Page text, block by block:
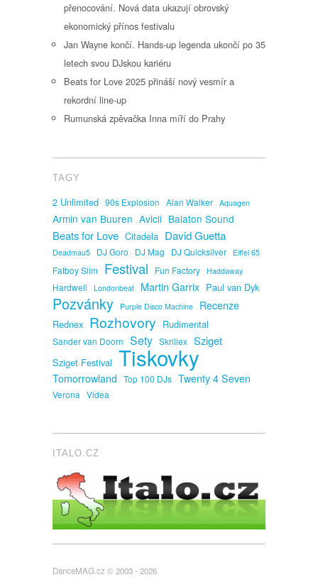
přenocování. Nová data ukazují obrovský
ekonomický přínos festivalu
Jan Wayne končí. Hands-up legenda ukončí po 35
letech svou DJskou kariéru
Beats for Love 2025 přináší nový vesmír a
rekordní line-up
Rumunská zpěvačka Inna míří do Prahy
TAGY
2 Unlimited 90s Explosion Alan Walker Aquagen
Armin van Buuren Avicii Balaton Sound
Beats for Love Citadela David Guetta
Deadmau5 DJ Goro DJ Mag DJ Quicksilver Eiffel 65
Fatboy Slim Festival Fun Factory Haddaway
Hardwell Londonbeat Martin Garrix Paul van Dyk
Pozvánky Purple Disco Machine Recenze
Rednex Rozhovory Rudimental
Sander van Doorn Sety Skrillex Sziget
Sziget Festival Tiskovky
Tomorrowland Top 100 DJs Twenty 4 Seven
Verona Videa
ITALO.CZ
DanceMAG.cz © 2003 - 2026